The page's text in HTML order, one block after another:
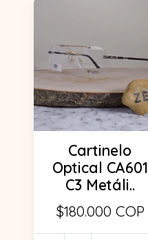
Cartinelo
Optical CA601
C3 Metáli..
$180.000 COP